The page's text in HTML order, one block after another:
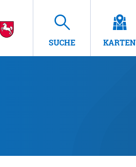
SUCHE KARTEN